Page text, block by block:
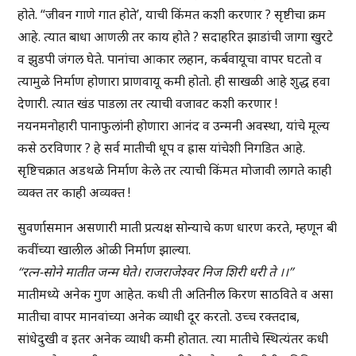
होते. “जीवन गाणे गात होते’, याची किंमत कशी करणार ? सृष्टीचा क्रम
आहे. त्यात बाधा आणली तर काय होते ? सदाहरित झाडांची जागा खुरटे
व झुडपी जंगल घेते. पानांचा आकार लहान, कर्बवायूचा वापर घटतो व
त्यामुळे निर्माण होणारा प्राणवायू कमी होतो. ही साखळी आहे शुद्ध हवा
देणारी. त्यात खंड पाडला तर त्याची वजावट कशी करणार !
नयनमनोहारी पानाफुलांनी होणारा आनंद व उन्मनी अवस्था, यांचे मूल्य
कसे ठरविणार ? हे सर्व मातीची धूप व ह्रास यांचेशी निगडित आहे.
सृष्टिचक्रात अडथळे निर्माण केले तर त्याची किंमत मोजावी लागते काही
व्यक्त तर काही अव्यक्त !
सुवर्णासमान असणारी माती प्रत्यक्ष सोन्याचे कण धारण करते, म्हणून बी
कवींच्या खालील ओळी निर्माण झाल्या.
“रत्न-सोने मातीत जन्म घेते। राजराजेश्वर निज शिरी धरी ते ।।”
मातीमध्ये अनेक गुण आहेत. कधी ती अतिनील किरण साठविते व असा
मातीचा वापर मानवांच्या अनेक व्याधी दूर करतो. उच्च रक्तदाब,
सांधेदुखी व इतर अनेक व्याधी कमी होतात. त्या मातीचे स्थित्यंतर कधी